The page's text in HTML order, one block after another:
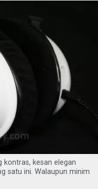
kontras, kesan elegan
satu ini. Walaupun minim